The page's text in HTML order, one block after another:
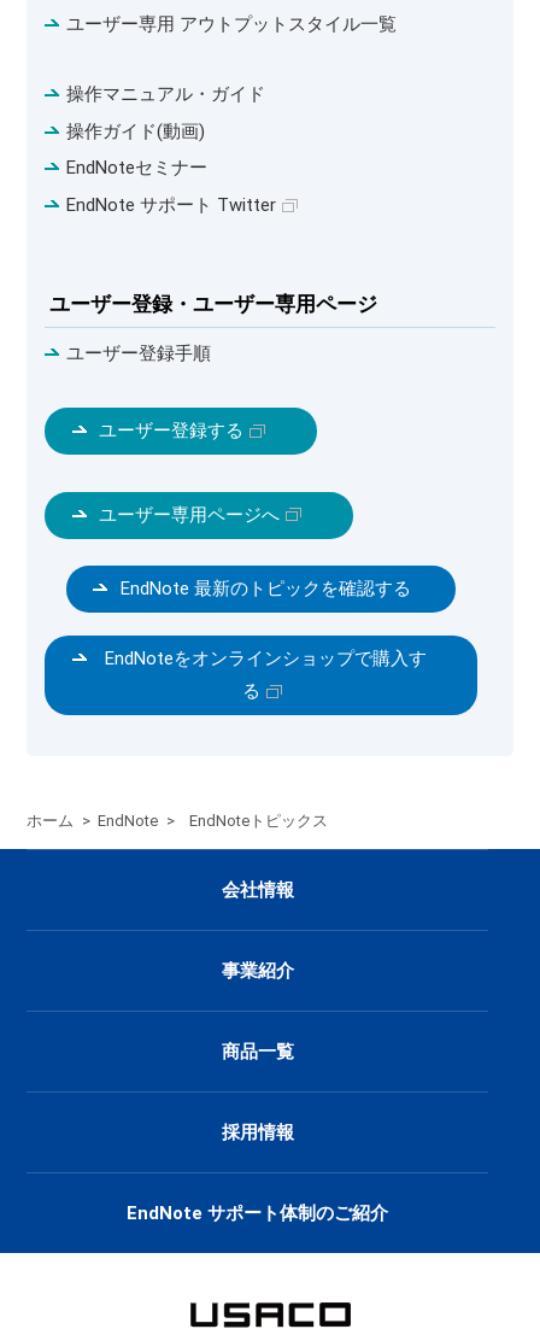
ユーザー専用 アウトプットスタイル一覧
操作マニュアル・ガイド
操作ガイド(動画)
EndNoteセミナー
EndNote サポート Twitter
ユーザー登録・ユーザー専用ページ
ユーザー登録手順
ユーザー登録する
ユーザー専用ページへ
EndNote 最新のトピックを確認する
EndNoteをオンラインショップで購入す
る
ホーム > EndNote > EndNoteトピックス
会社情報
事業紹介
商品一覧
採用情報
EndNote サポート体制のご紹介